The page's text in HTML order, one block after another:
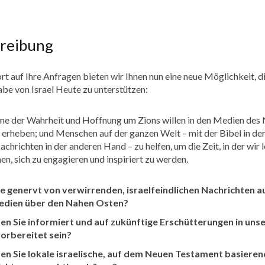
auf Ihre Anfragen bieten wir Ihnen nun eine neue Möglichkeit,
von Israel Heute zu unterstützen:
der Wahrheit und Hoffnung um Zions willen in den Medien des
und Menschen auf der ganzen Welt – mit der Bibel in
in der anderen Hand – zu helfen, um die Zeit, in der wir
sich zu engagieren und inspiriert zu werden.
genervt von verwirrenden, israelfeindlichen Nachrichten
über den Nahen Osten?
Sie informiert und auf zukünftige Erschütterungen in
sein?
Sie lokale israelische, auf dem Neuen Testament